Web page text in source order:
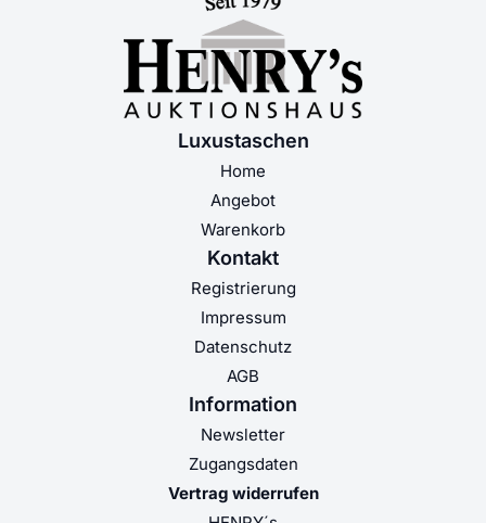
Luxustaschen
Home
Angebot
Warenkorb
Kontakt
Registrierung
Impressum
Datenschutz
AGB
Information
Newsletter
Zugangsdaten
Vertrag widerrufen